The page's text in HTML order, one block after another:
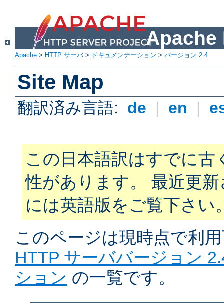
Apache
Apache > HTTP サーバ> ドキュメンテーション > バージョン 2.4
Site Map
翻訳済み言語: de | en |
この日本語訳はすでに古
性があります。 最近更
には英語版をご覧下さい
このページは現時点で利
HTTP サーババージョン
ション の一覧です。